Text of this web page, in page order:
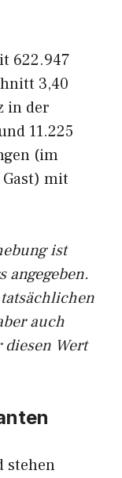
622.947
3,40
in der
11.225
(im
mit
ist
angegeben.
auch
diesen Wert
stehen